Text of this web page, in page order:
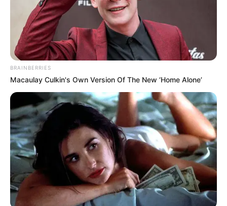
πιστέψουν το μέγεθος της απουσίας και το
κενό που δημιουργήθηκε τόσο ξαφνικά.
Ιδιαίτερα συγκινητικό είναι το μήνυμα
αποχαιρετισμού που απηύθυνε η αδελφή του,
μέσα από λόγια γεμάτα αγάπη και πόνο.
Με συντριβή ψυχής, περιγράφει τον άνθρωπο
που έχασε ως «τη χαρά και το χαμόγελο της
οικογένειας», έναν άνθρωπο δοτικό,
καλοσυνάτο και πάντα παρόν για όσους τον
χρειάζονταν.
Τονίζει πως υπήρξε «ο καλύτερος γιος,
αδελφός και φίλος», εκφράζοντας την
BRAINBERRIES
Macaulay Culkin's Own Version Of The New ‘Home Alone’